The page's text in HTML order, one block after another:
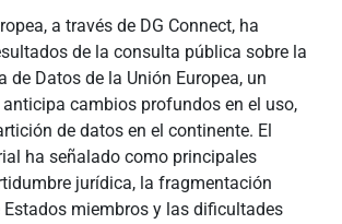
a través de DG Connect, ha
de la consulta pública sobre la
de Datos de la Unión Europea, un
cambios profundos en el uso,
de datos en el continente. El
ha señalado como principales
jurídica, la fragmentación
miembros y las dificultades